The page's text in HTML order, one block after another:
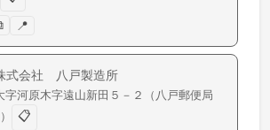
📍
式会社 八戸製造所
字河原木字遠山新田５－２（八戸郵便局
📋